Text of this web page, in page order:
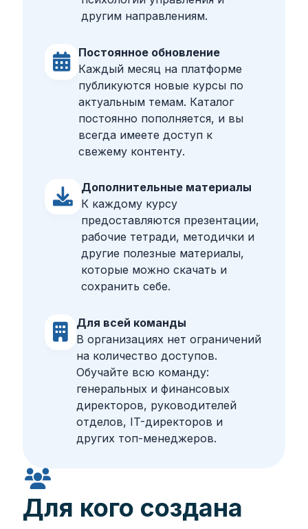
другим направлениям.
Постоянное обновление
Каждый месяц на платформе
публикуются новые курсы по
актуальным темам. Каталог
постоянно пополняется, и вы
всегда имеете доступ к
свежему контенту.
Дополнительные материалы
К каждому курсу
предоставляются презентации,
рабочие тетради, методички и
другие полезные материалы,
которые можно скачать и
сохранить себе.
Для всей команды
В организациях нет ограничений
на количество доступов.
Обучайте всю команду:
генеральных и финансовых
директоров, руководителей
отделов, IT-директоров и
других топ-менеджеров.
Для кого создана